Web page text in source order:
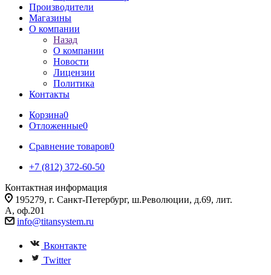
Производители
Магазины
О компании
Назад
О компании
Новости
Лицензии
Политика
Контакты
Корзина0
Отложенные0
Сравнение товаров0
+7 (812) 372-60-50
Контактная информация
195279, г. Санкт-Петербург, ш.Революции, д.69, лит.
А, оф.201
info@titansystem.ru
Вконтакте
Twitter